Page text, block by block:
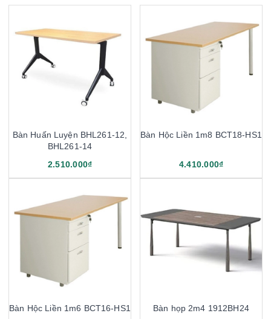
Bàn Huấn Luyện BHL261-12,
BHL261-14
2.510.000₫
Bàn Hộc Liền 1m8 BCT18-HS1
4.410.000₫
Bàn Hộc Liền 1m6 BCT16-HS1 Bàn họp 2m4 1912BH24